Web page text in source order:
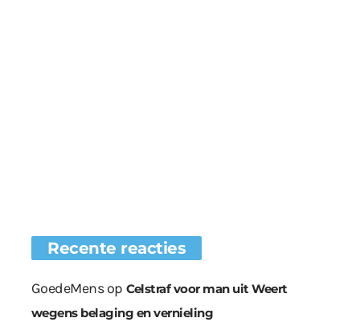
Recente reacties
GoedeMensop Celstraf voor man uit Weert
wegens belaging en vernieling